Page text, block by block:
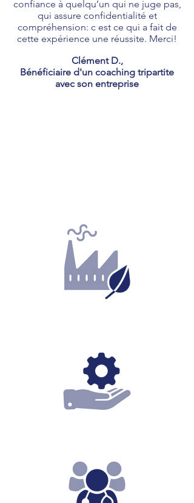
confiance à quelqu’un qui ne juge pas,
qui assure confidentialité et
compréhension: c est ce qui a fait de
cette expérience une réussite. Merci!
Clément D.,
Bénéficiaire d'un coaching tripartite
avec son entreprise